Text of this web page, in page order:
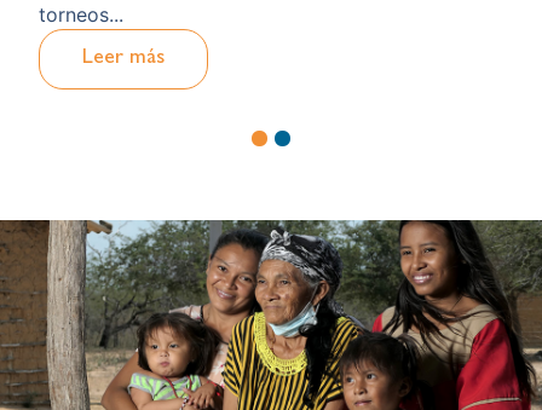
torneos...
Leer más